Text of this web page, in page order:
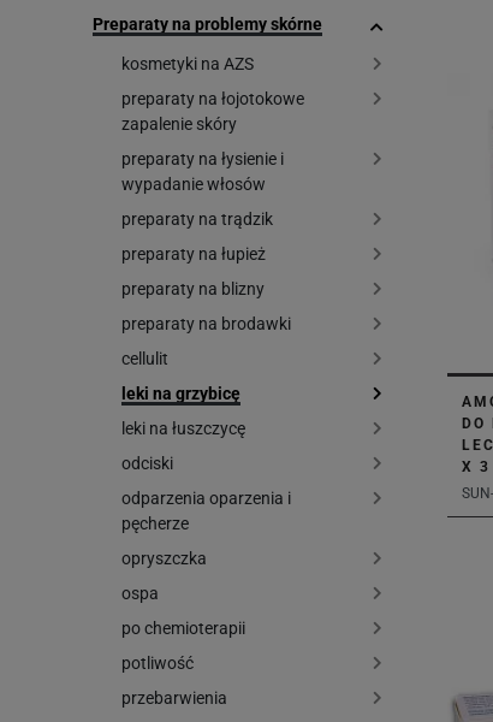
Preparaty na problemy skórne
kosmetyki na AZS
preparaty na łojotokowe
zapalenie skóry
preparaty na łysienie i
wypadanie włosów
preparaty na trądzik
preparaty na łupież
preparaty na blizny
preparaty na brodawki
cellulit
leki na grzybicę
leki na łuszczycę
odciski
odparzenia oparzenia i
pęcherze
opryszczka
ospa
po chemioterapii
potliwość
przebarwienia
DO
X 3